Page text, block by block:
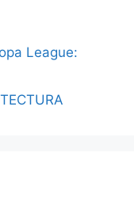
League: